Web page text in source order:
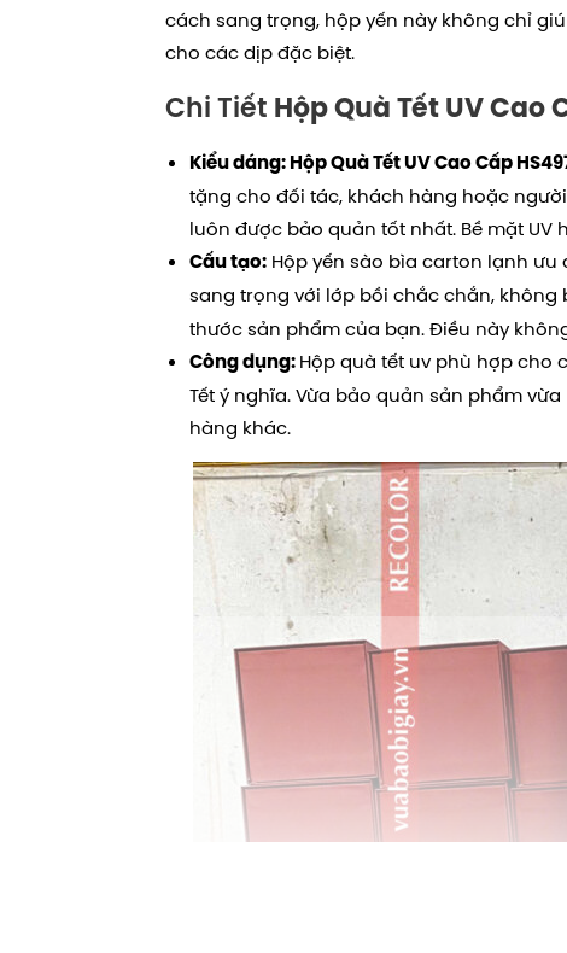
cách sang trọng, hộp yến này không chỉ
cho các dịp đặc biệt.
Chi Tiết Hộp Quà Tết UV Cao
Kiểu dáng: Hộp Quà Tết UV Cao Cấp
tặng cho đối tác, khách hàng hoặc
luôn được bảo quản tốt nhất. Bề mặt
Cấu tạo: Hộp yến sào bìa carton lạnh
sang trọng với lớp bồi chắc chắn, không
thước sản phẩm của bạn. Điều này
Công dụng: Hộp quà tết uv phù hợp cho
Tết ý nghĩa. Vừa bảo quản sản phẩm
hàng khác.